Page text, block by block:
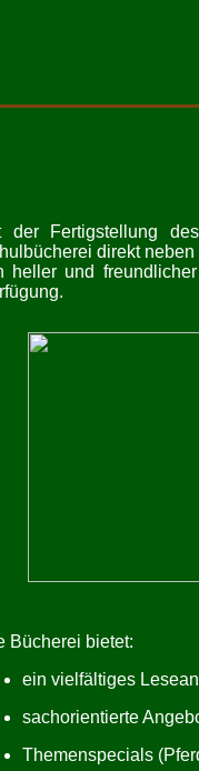
der Fertigstellung
direkt
heller und
Bücherei bietet:
ein vielfältiges
sachorientierte
Themenspecials